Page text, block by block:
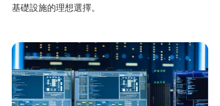
基礎設施的理想選擇。